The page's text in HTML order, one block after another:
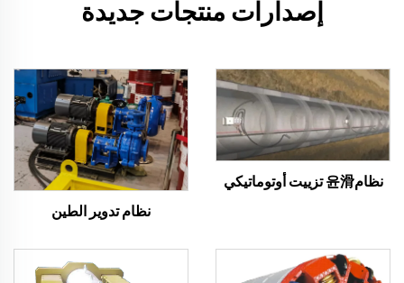
إصدارات منتجات جديدة
نظام윤滑 تزييت أوتوماتيكي
نظام تدوير الطين